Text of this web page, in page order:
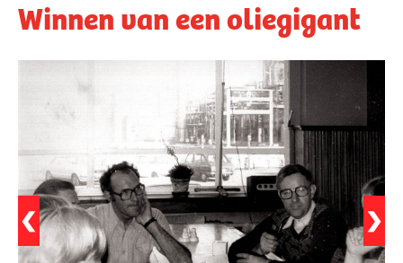
Winnen van een oliegigant